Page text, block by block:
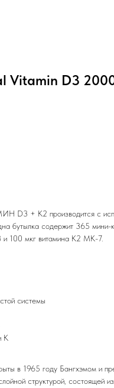
Vitamin D3
+ K2 производится с
бутылка содержит 365 мини-
100 мкг витамина K2 MK-7.
системы
К
в 1965 году Бангхэмом и
структурой, состоящей